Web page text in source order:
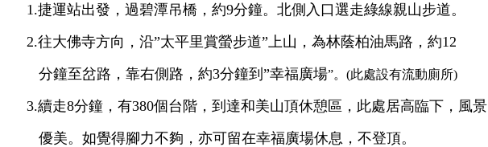
1.捷運站出發，過碧潭吊橋，約9分鐘。北側入口選走綠線親山步道。
2.往大佛寺方向，沿”太平里賞螢步道”上山，為林蔭柏油馬路，約12
分鐘至岔路，靠右側路，約3分鐘到”幸福廣場”。 (此處設有流動廁所)
3.續走8分鐘，有380個台階，到達和美山頂休憩區，此處居高臨下，風景
優美。如覺得腳力不夠，亦可留在幸福廣場休息，不登頂。